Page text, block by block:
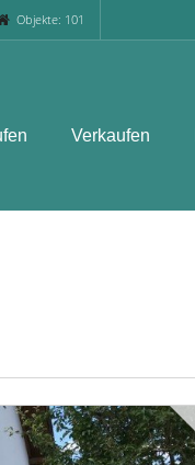
Objekte: 101
Verkaufen